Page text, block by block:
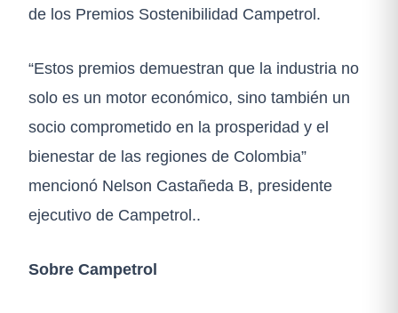
de los Premios Sostenibilidad Campetrol.
“Estos premios demuestran que la industria no
solo es un motor económico, sino también un
socio comprometido en la prosperidad y el
bienestar de las regiones de Colombia”
mencionó Nelson Castañeda B, presidente
ejecutivo de Campetrol..
Sobre Campetrol